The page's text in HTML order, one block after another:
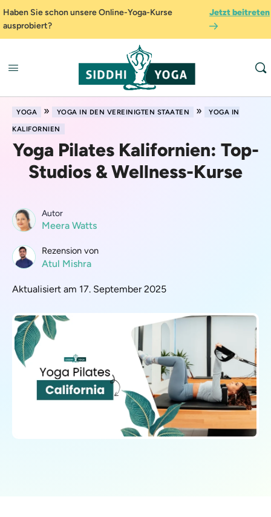
Haben Sie schon unsere Online-Yoga-Kurse
ausprobiert?
Jetzt beitreten
YOGA » YOGA IN DEN VEREINIGTEN STAATEN »
YOGA IN
KALIFORNIEN
Yoga Pilates Kalifornien: Top-
Studios & Wellness-Kurse
Autor
Meera Watts
Rezension von
Atul Mishra
Aktualisiert am 17. September 2025